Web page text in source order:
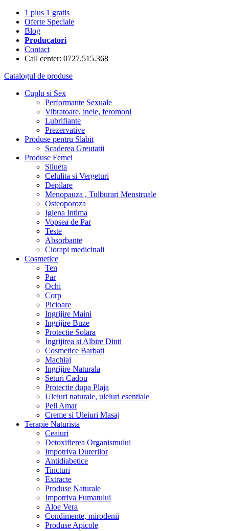
1 plus 1 gratis
Oferte Speciale
Blog
Producatori
Contact
Call center: 0727.515.368
Catalogul de produse
Cuplu si Sex
Performante Sexuale
Vibratoare, inele, feromoni
Lubrifiante
Prezervative
Produse pentru Slabit
Scaderea Greutatii
Produse Femei
Silueta
Celulita si Vergeturi
Depilare
Menopauza , Tulburari Menstruale
Osteoporoza
Igiena Intima
Vopsea de Par
Teste
Absorbante
Ciorapi medicinali
Cosmetice
Ten
Par
Ochi
Corp
Picioare
Ingrijire Maini
Ingrijire Buze
Protectie Solara
Ingrijirea si Albire Dinti
Cosmetice Barbati
Machiaj
Ingrijire Naturala
Seturi Cadou
Protectie dupa Plaja
Uleiuri naturale, uleiuri esentiale
Pell Amar
Creme si Uleiuri Masaj
Terapie Naturista
Ceaiuri
Detoxifierea Organismului
Impotriva Durerilor
Antidiabetice
Tincturi
Extracte
Produse Naturale
Impotriva Fumatului
Aloe Vera
Condimente, mirodenii
Produse Apicole